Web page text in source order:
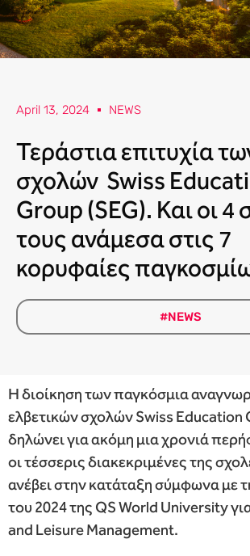
April 13, 2024 NEWS
Τεράστια επιτυχία
σχολών Swiss
Group (SEG). Και οι 4
τους ανάμεσα στις 7
κορυφαίες
#NEWS
Η διοίκηση των παγκόσμια
ελβετικών σχολών Swiss Education
δηλώνει για ακόμη μια χρονιά
οι τέσσερις διακεκριμένες της
ανέβει στην κατάταξη σύμφωνα με
του 2024 της QS World University
and Leisure Management.